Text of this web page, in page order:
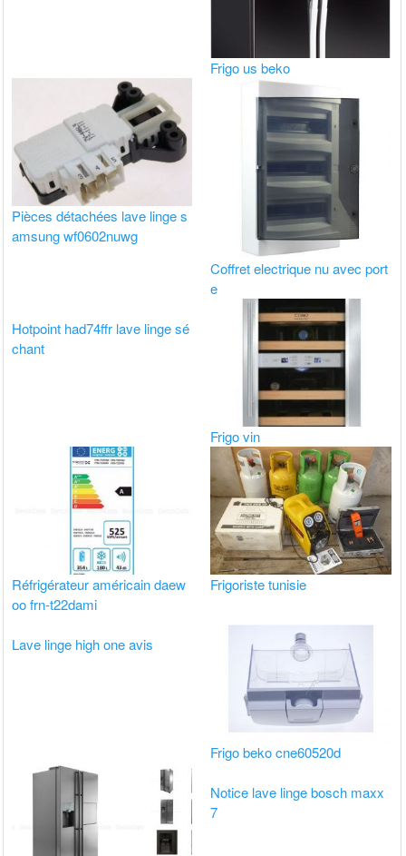
Frigo us beko
Pièces détachées lave linge s
amsung wf0602nuwg
Coffret electrique nu avec port
e
Hotpoint had74ffr lave linge sé
chant
Frigo vin
Réfrigérateur américain daew
oo frn-t22dami
Frigoriste tunisie
Lave linge high one avis
Frigo beko cne60520d
Notice lave linge bosch maxx
7